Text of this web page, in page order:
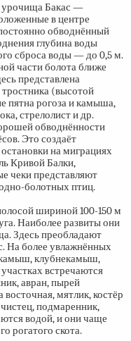
урочища Бакас —
в центре
обводнённый
глубина воды
сброса воды — до 0,5 м.
части болота ближе
представлена
(высотой
пятна рогоза и камыша,
стрелолист и др.
обводнённости
Это создаёт
на миграциях
Кривой Балки,
чеки представляют
болотных птиц.
шириной100-150 м
Наиболее развиты они
Здесь преобладают
На более увлажнённых
камыш, клубнекамыш,
встречаются
авран, пырей
мятлик, костёр
подмаренник,
водой, и они чаще
рогатого скота.